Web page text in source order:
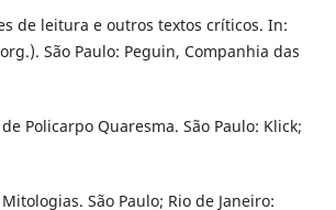
de leitura e outros textos críticos. In:
São Paulo: Peguin, Companhia das
de Policarpo Quaresma. São Paulo: Klick;
Mitologias. São Paulo; Rio de Janeiro: